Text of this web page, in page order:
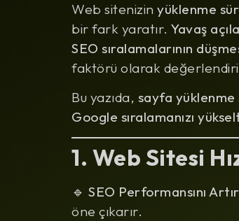
Web sitenizin yüklenme
bir fark yaratır. Yavaş
SEO sıralamalarının
faktörü olarak
Bu yazıda, sayfa yüklenme
Google sıralamanızı
1. Web Sitesi
🔹 SEO Performansını
öne çıkarır.